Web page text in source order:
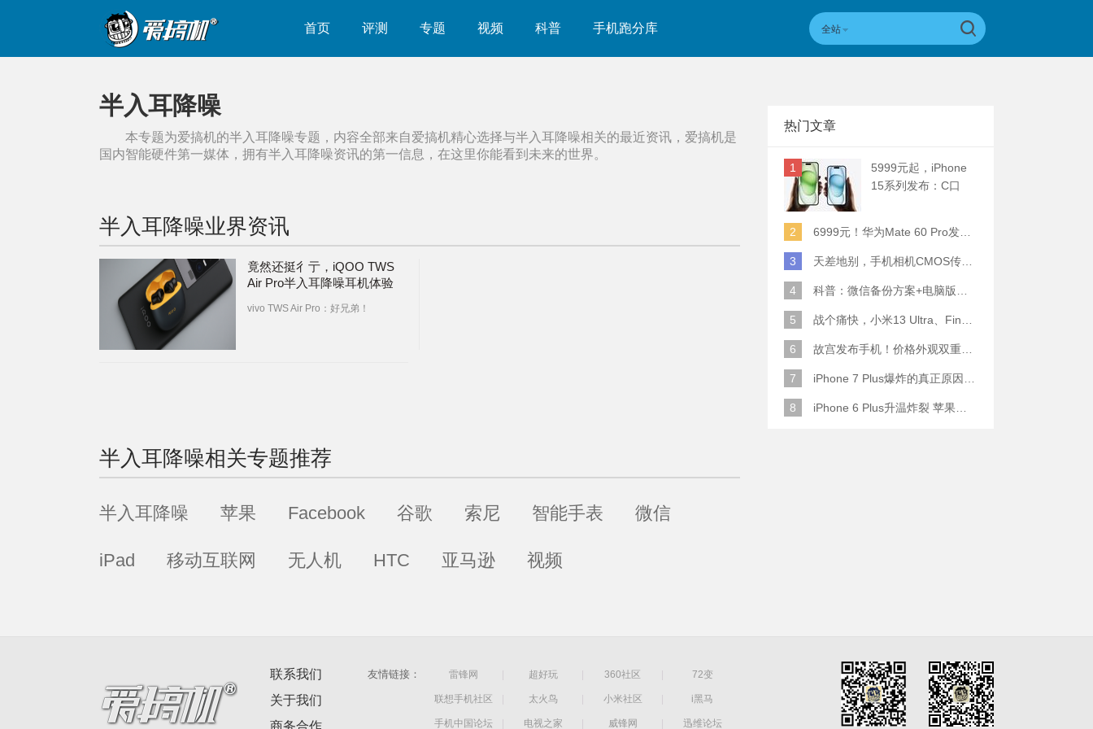
首页 评测 专题 视频 科普 手机跑分库 全站
半入耳降噪
本专题为爱搞机的半入耳降噪专题，内容全部来自爱搞机精心选择与半入耳降噪相关的最近资讯，爱搞机是
国内智能硬件第一媒体，拥有半入耳降噪资讯的第一信息，在这里你能看到未来的世界。
半入耳降噪业界资讯
竟然还挺彳亍，iQOO TWS
Air Pro半入耳降噪耳机体验
vivo TWS Air Pro：好兄弟！
半入耳降噪相关专题推荐
半入耳降噪 苹果 Facebook 谷歌 索尼 智能手表 微信
iPad 移动互联网 无人机 HTC 亚马逊 视频
热门文章
1
5999元起，iPhone
15系列发布：C口
2
6999元！华为Mate 60 Pro发布：麒麟9000S+卫星通话 (附初步跑分)
3 天差地别，手机相机CMOS传感器实际面积对比
4 科普：微信备份方案+电脑版丢失数据恢复指南
5 战个痛快，小米13 Ultra、Find X6 Pro、vivo X90 Pro+、小米12SU拍照横评
6 故宫发布手机！价格外观双重逆天！
7 iPhone 7 Plus爆炸的真正原因原来是这样
8 iPhone 6 Plus升温炸裂 苹果赔了一部全新的
联系我们
关于我们
商务合作
友情链接： 雷锋网 超好玩 360社区 72变
联想手机社区 太火鸟 小米社区 i黑马
手机中国论坛 电视之家 威锋网 迅维论坛